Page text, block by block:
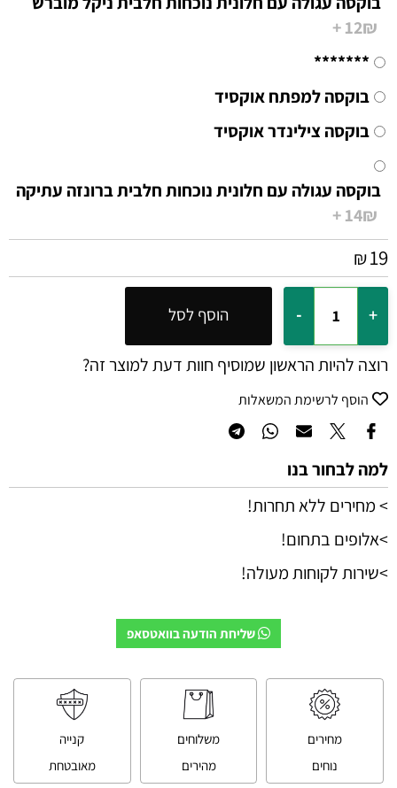
12₪ +
*******
בוקסה למפתח אוקסיד
בוקסה צילינדר אוקסיד
בוקסה עגולה עם חלונית נוכחות חלבית ברונזה עתיקה
14₪ +
₪19
הוסף לסל
רוצה להיות הראשון שמוסיף חוות דעת למוצר זה?
הוסף לרשימת המשאלות
למה לבחור בנו
> מחירים ללא תחרות!
>אלופים בתחום!
>שירות לקוחות מעולה!
שליחת הודעה בוואטסאפ
מחירים
נוחים
משלוחים
מהירים
קנייה
מאובטחת